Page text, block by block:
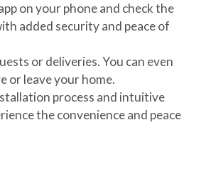
on your phone and check the
added security and peace of
or deliveries. You can even
or leave your home.
process and intuitive
the convenience and peace